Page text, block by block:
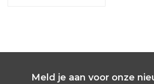
Meld je aan voor onze